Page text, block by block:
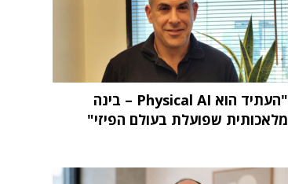
"העתיד הוא Physical AI – בינה
מלאכותית שפועלת בעולם הפיזי"